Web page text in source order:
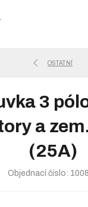
OSTATNÍ
3
a
(25A)
Objednací číslo: